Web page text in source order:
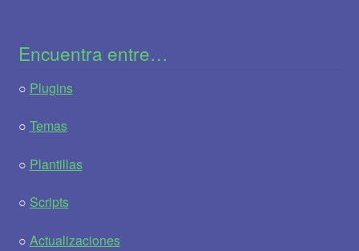
Encuentra entre…
○ Plugins
○ Temas
○ Plantillas
○ Scripts
○ Actualizaciones